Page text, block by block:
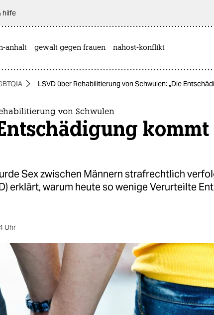
hilfe
anhalt gewalt gegen frauen nahost-konflikt
LSVD über Rehabilitierung von Schwulen: „Die
von Schwulen
kommt
Sex zwischen Männern strafrechtlich
erklärt, warum heute so wenige Verurteilte
Uhr